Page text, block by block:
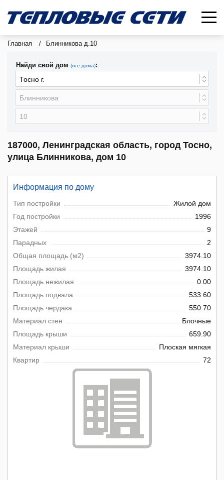
Главная / Блинникова д.10
Найди свой дом (все дома):
187000, Ленинградская область, город Тосно,
улица Блинникова, дом 10
Информация по дому
Тип постройки
Жилой дом
Год постройки
1996
Этажей
9
Парадных
2
Общая площадь (м2)
3974.10
Площадь жилая
3974.10
Площадь нежилая
0.00
Площадь подвала
533.60
Площадь чердака
550.70
Материал стен
Блочные
Площадь крыши
659.90
Материал крыши
Плоская мягкая
Квартир
72